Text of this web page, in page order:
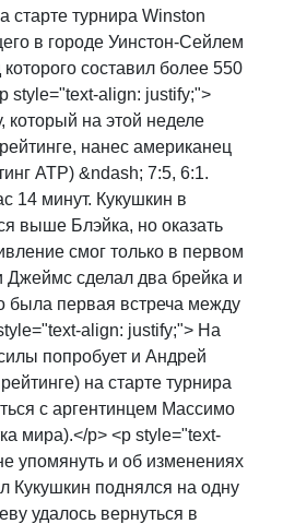
старте турнира Winston
в городе Уинстон-Сейлем
составил более 550
style="text-align: justify;">
который на этой неделе
нанес американец
АТР) &ndash; 7:5, 6:1.
14 минут. Кукушкин в
выше Блэйка, но оказать
смог только в первом
Джеймс сделал два брейка и
была первая встреча между
align: justify;"> На
попробует и Андрей
на старте турнира
с аргентинцем Массимо
мира).</p> <p style="text-
упомянуть и об изменениях
Кукушкин поднялся на одну
удалось вернуться в